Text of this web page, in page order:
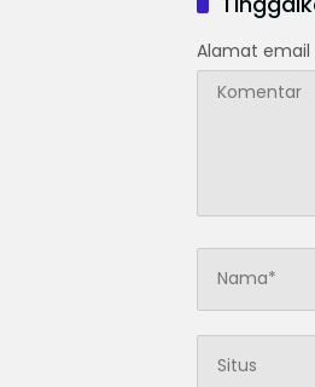
Alamat email